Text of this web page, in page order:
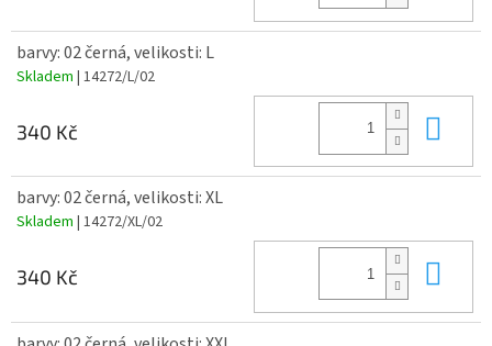
barvy: 02 černá, velikosti: L
Skladem | 14272/L/02
340 Kč
barvy: 02 černá, velikosti: XL
Skladem | 14272/XL/02
340 Kč